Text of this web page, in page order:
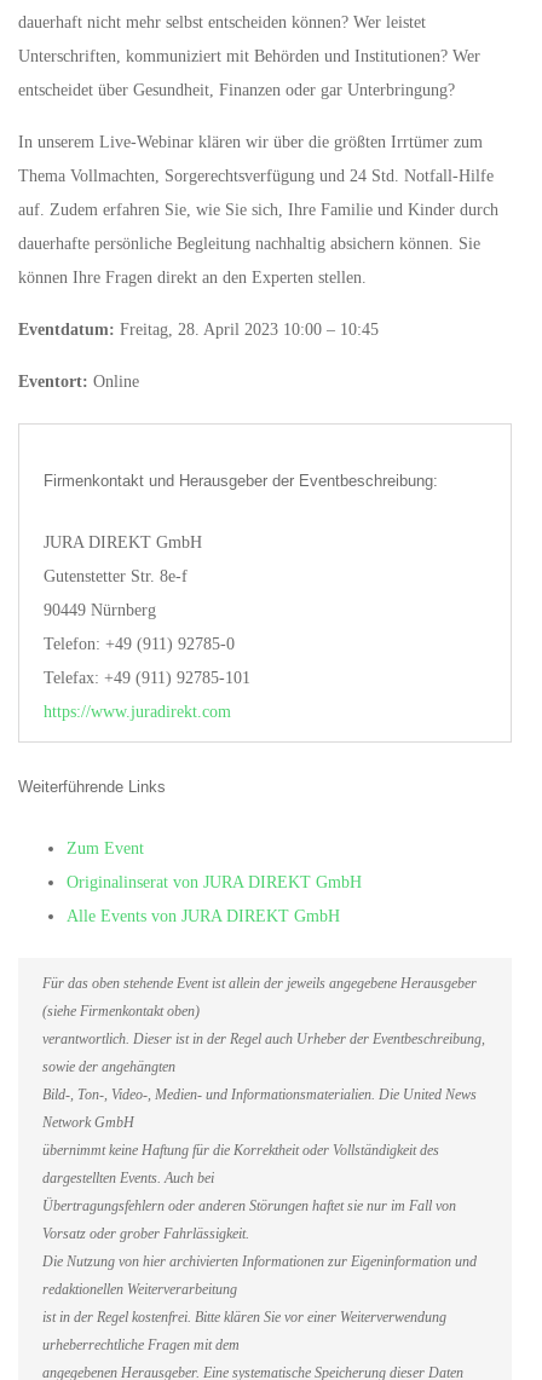
dauerhaft nicht mehr selbst entscheiden können? Wer leistet
Unterschriften, kommuniziert mit Behörden und Institutionen? Wer
entscheidet über Gesundheit, Finanzen oder gar Unterbringung?
In unserem Live-Webinar klären wir über die größten Irrtümer zum
Thema Vollmachten, Sorgerechtsverfügung und 24 Std. Notfall-Hilfe
auf. Zudem erfahren Sie, wie Sie sich, Ihre Familie und Kinder durch
dauerhafte persönliche Begleitung nachhaltig absichern können. Sie
können Ihre Fragen direkt an den Experten stellen.
Eventdatum: Freitag, 28. April 2023 10:00 – 10:45
Eventort: Online
Firmenkontakt und Herausgeber der Eventbeschreibung:
JURA DIREKT GmbH
Gutenstetter Str. 8e-f
90449 Nürnberg
Telefon: +49 (911) 92785-0
Telefax: +49 (911) 92785-101
https://www.juradirekt.com
Weiterführende Links
Zum Event
Originalinserat von JURA DIREKT GmbH
Alle Events von JURA DIREKT GmbH
Für das oben stehende Event ist allein der jeweils angegebene Herausgeber
(siehe Firmenkontakt oben)
verantwortlich. Dieser ist in der Regel auch Urheber der Eventbeschreibung,
sowie der angehängten
Bild-, Ton-, Video-, Medien- und Informationsmaterialien. Die United News
Network GmbH
übernimmt keine Haftung für die Korrektheit oder Vollständigkeit des
dargestellten Events. Auch bei
Übertragungsfehlern oder anderen Störungen haftet sie nur im Fall von
Vorsatz oder grober Fahrlässigkeit.
Die Nutzung von hier archivierten Informationen zur Eigeninformation und
redaktionellen Weiterverarbeitung
ist in der Regel kostenfrei. Bitte klären Sie vor einer Weiterverwendung
urheberrechtliche Fragen mit dem
angegebenen Herausgeber. Eine systematische Speicherung dieser Daten